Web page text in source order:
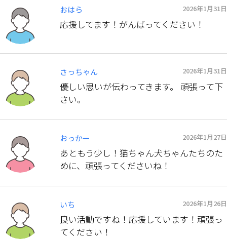
おはら 2026年1月31日
応援してます！がんばってください！
さっちゃん 2026年1月31日
優しい思いが伝わってきます。 頑張って下
さい。
おっかー 2026年1月27日
あともう少し！猫ちゃん犬ちゃんたちのた
めに、頑張ってくださいね！
いち 2026年1月26日
良い活動ですね！応援しています！頑張っ
てください！